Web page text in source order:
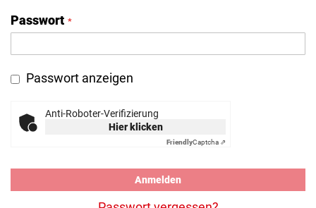
Passwort
Passwort anzeigen
Anti-Roboter-Verifizierung
Hier klicken
FriendlyCaptcha ⇗
Anmelden